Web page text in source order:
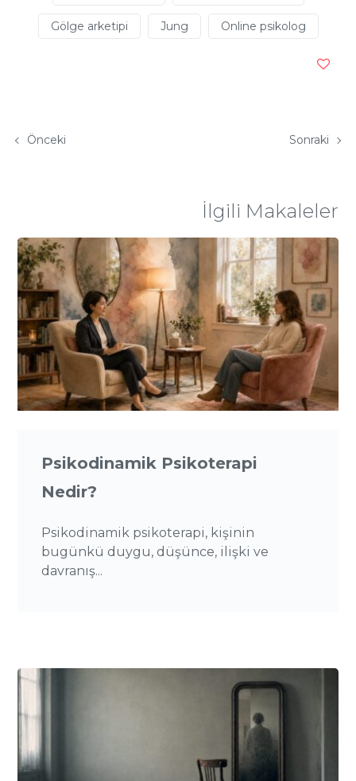
Gölge arketipi Jung Online psikolog
Önceki Sonraki
İlgili Makaleler
Psikodinamik Psikoterapi
Nedir?
Psikodinamik psikoterapi, kişinin
bugünkü duygu, düşünce, ilişki ve
davranış...